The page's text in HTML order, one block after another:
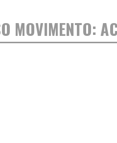
MOVIMENTO: